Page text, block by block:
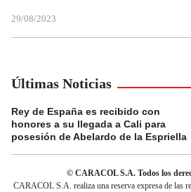
29/08/2023
Últimas Noticias
Rey de España es recibido con
honores a su llegada a Cali para
posesión de Abelardo de la Espriella
© CARACOL S.A. Todos los
CARACOL S.A. realiza una reserva expresa de las